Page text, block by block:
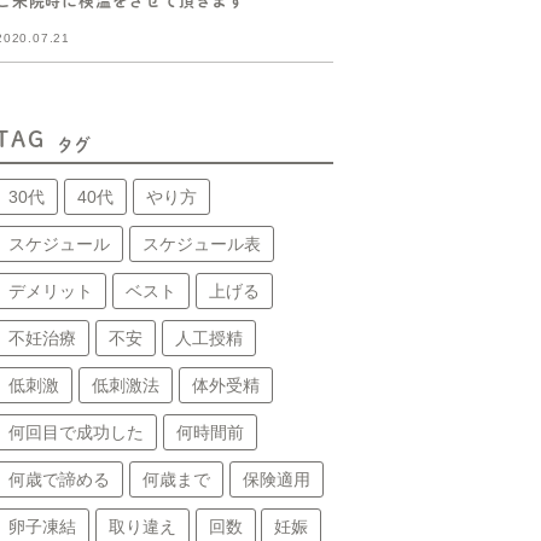
タグ
30代 40代 やり方
スケジュール スケジュール表
デメリット ベスト 上げる
不妊治療 不安 人工授精
低刺激 低刺激法 体外受精
何回目で成功した 何時間前
何歳で諦める 何歳まで 保険適用
卵子凍結 取り違え 回数 妊娠